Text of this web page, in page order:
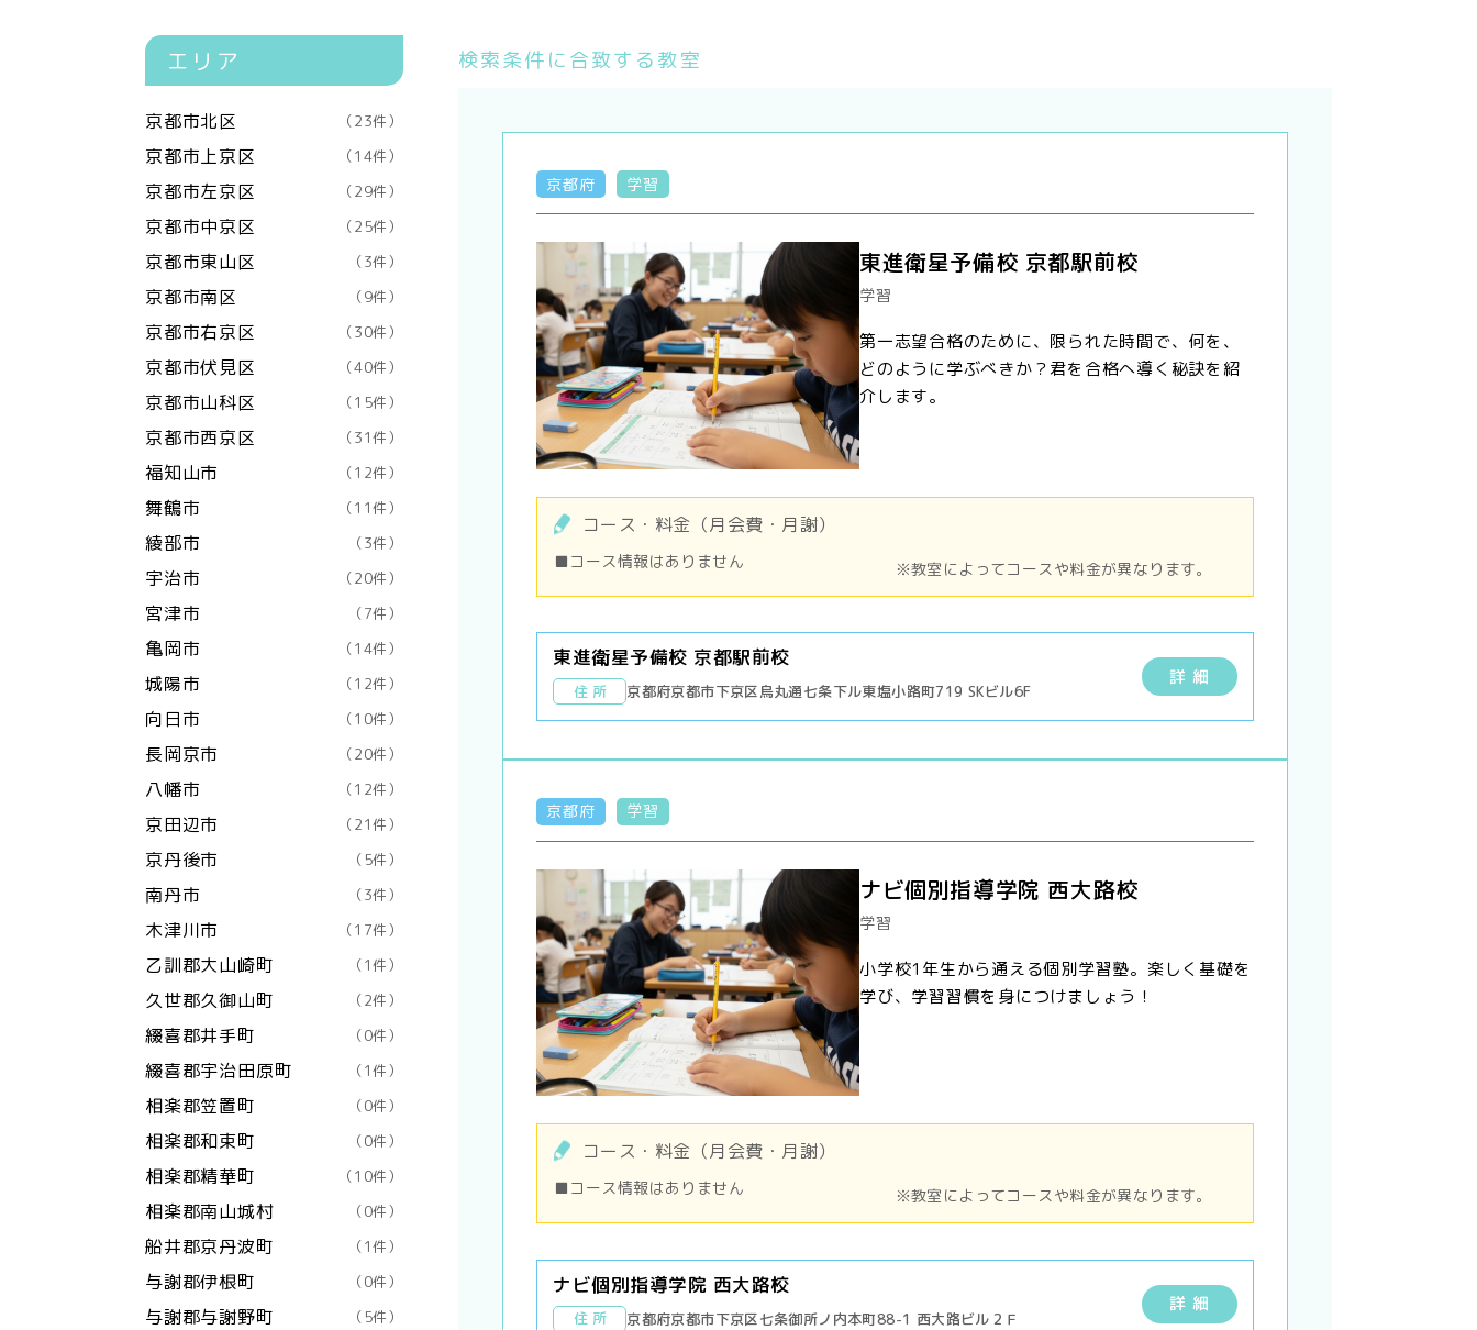
エリア
京都市北区 （23件）
京都市上京区 （14件）
京都市左京区 （29件）
京都市中京区 （25件）
京都市東山区 （3件）
京都市南区 （9件）
京都市右京区 （30件）
京都市伏見区 （40件）
京都市山科区 （15件）
京都市西京区 （31件）
福知山市 （12件）
舞鶴市 （11件）
綾部市 （3件）
宇治市 （20件）
宮津市 （7件）
亀岡市 （14件）
城陽市 （12件）
向日市 （10件）
長岡京市 （20件）
八幡市 （12件）
京田辺市 （21件）
京丹後市 （5件）
南丹市 （3件）
木津川市 （17件）
乙訓郡大山崎町 （1件）
久世郡久御山町 （2件）
綴喜郡井手町 （0件）
綴喜郡宇治田原町 （1件）
相楽郡笠置町 （0件）
相楽郡和束町 （0件）
相楽郡精華町 （10件）
相楽郡南山城村 （0件）
船井郡京丹波町 （1件）
与謝郡伊根町 （0件）
与謝郡与謝野町 （5件）
検索条件に合致する教室
京都府 学習
東進衛星予備校 京都駅前校
学習
第一志望合格のために、限られた時間で、何を、
どのように学ぶべきか？君を合格へ導く秘訣を紹
介します。
コース・料金（月会費・月謝）
■コース情報はありません ※教室によってコースや料金が異なります。
東進衛星予備校 京都駅前校
住 所 京都府京都市下京区烏丸通七条下ル東塩小路町719 SKビル6F
詳 細
京都府 学習
ナビ個別指導学院 西大路校
学習
小学校1年生から通える個別学習塾。楽しく基礎を
学び、学習習慣を身につけましょう！
コース・料金（月会費・月謝）
■コース情報はありません ※教室によってコースや料金が異なります。
ナビ個別指導学院 西大路校
住 所 京都府京都市下京区七条御所ノ内本町88-1 西大路ビル２Ｆ
詳 細